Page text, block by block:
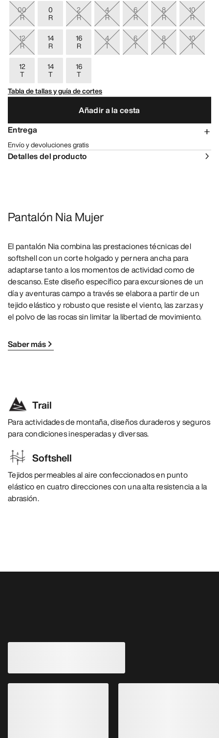
00
R
0
R
2
R
4
R
6
R
8
R
10
R
12
R
14
R
16
R
4
T
6
T
8
T
10
T
12
T
14
T
16
T
Tabla de tallas y guía de cortes
Añadir a la cesta
Entrega
Envío y devoluciones gratis
Detalles del producto
Pantalón Nia Mujer
El pantalón Nia combina las prestaciones técnicas del
softshell con un corte holgado y pernera ancha para
adaptarse tanto a los momentos de actividad como de
descanso. Este diseño específico para excursiones de un
día y aventuras campo a través se elabora a partir de un
tejido elástico y robusto que resiste el viento, las zarzas y
el polvo de las rocas sin limitar la libertad de movimiento.
Saber más
Trail
Para actividades de montaña, diseños duraderos y seguros
para condiciones inesperadas y diversas.
Softshell
Tejidos permeables al aire confeccionados en punto
elástico en cuatro direcciones con una alta resistencia a la
abrasión.